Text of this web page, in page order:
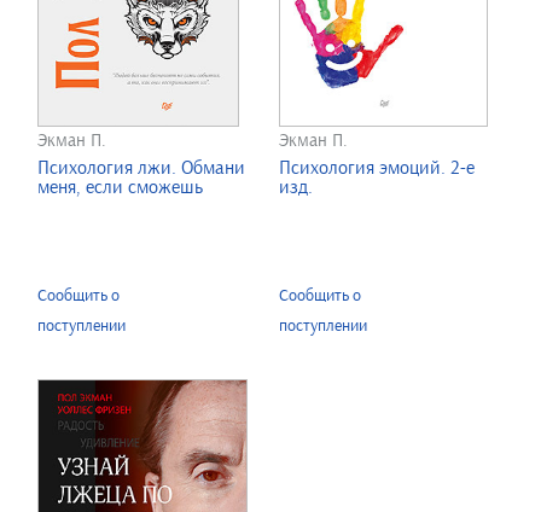
Экман П.
Психология лжи. Обмани
меня, если сможешь
Сообщить о
поступлении
Экман П.
Психология эмоций. 2-е
изд.
Сообщить о
поступлении